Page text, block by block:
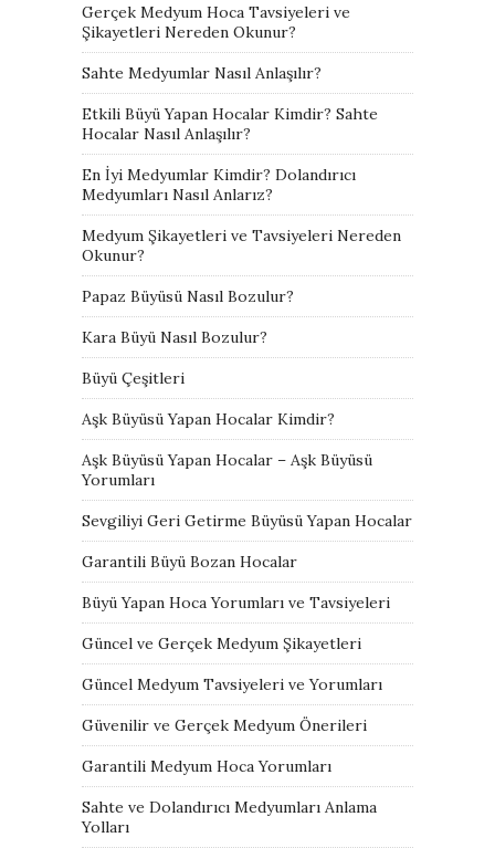
Gerçek Medyum Hoca Tavsiyeleri ve
Şikayetleri Nereden Okunur?
Sahte Medyumlar Nasıl Anlaşılır?
Etkili Büyü Yapan Hocalar Kimdir? Sahte
Hocalar Nasıl Anlaşılır?
En İyi Medyumlar Kimdir? Dolandırıcı
Medyumları Nasıl Anlarız?
Medyum Şikayetleri ve Tavsiyeleri Nereden
Okunur?
Papaz Büyüsü Nasıl Bozulur?
Kara Büyü Nasıl Bozulur?
Büyü Çeşitleri
Aşk Büyüsü Yapan Hocalar Kimdir?
Aşk Büyüsü Yapan Hocalar – Aşk Büyüsü
Yorumları
Sevgiliyi Geri Getirme Büyüsü Yapan Hocalar
Garantili Büyü Bozan Hocalar
Büyü Yapan Hoca Yorumları ve Tavsiyeleri
Güncel ve Gerçek Medyum Şikayetleri
Güncel Medyum Tavsiyeleri ve Yorumları
Güvenilir ve Gerçek Medyum Önerileri
Garantili Medyum Hoca Yorumları
Sahte ve Dolandırıcı Medyumları Anlama
Yolları